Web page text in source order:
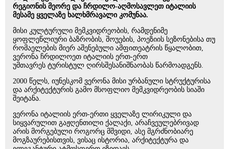
რეგიონის მეორე და ჩრდილო-აღმოსავლეთ იტალიის
მესამე ყველაზე ხალხმრავალი კომუნაა.
მისი კულტურული მემკვიდრეობის, რამდენიმე
ყოფლეწლიური ბაზრობის, შოუების, პოეზიის სეზონებისა თუ
რომაელების მიერ აშენებული ამფითეატრის წყალობით,
ვერონა ჩრდილოეთ იტალიის ერთ-ერთ
უმთავრეს ტურისტულ ღირსშესანიშნაობას წარმოადგენს.
2000 წელს, იუნესკომ ვერონა მისი ურბანული სტრუქტურისა
და არქიტექტურის გამო მსოფლიო მემკვიდრეობის სიაში
შეიტანა.
ვერონა იტალიის ერთ-ერთი ყველაზე ლირიკული და
სიყვარულით გაჟღენთილი ქალაქი, არაჩვეულებრივად
არის მორგებული როგორც მშვიდი, ასე მგრძნობიარე
მოგზაურებისთვის, ვისაც ისტორია, არქიტექტურა და